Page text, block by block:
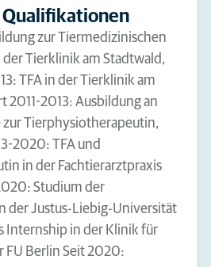
zur Tiermedizinischen
der Tierklinik am Stadtwald,
TFA in der Tierklinik am
2011-2013: Ausbildung an
zur Tierphysiotherapeutin,
2020: TFA und
in der Fachtierarztpraxis
Studium der
der Justus-Liebig-Universität
Internship in der Klinik für
FU Berlin Seit 2020: